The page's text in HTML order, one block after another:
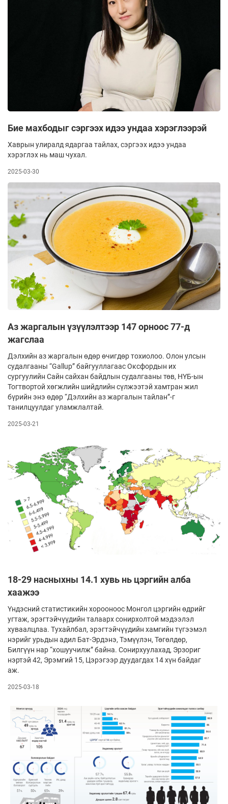
Бие махбодыг сэргээх идээ ундаа хэрэглээрэй
Хаврын улиралд ядаргаа тайлах, сэргээх идээ ундаа
хэрэглэх нь маш чухал.
2025-03-30
Аз жаргалын үзүүлэлтээр 147 орноос 77-д
жагслаа
Дэлхийн аз жаргалын өдөр өчигдөр тохиолоо. Олон улсын
судалгааны “Gallup” байгууллагаас Окс­­фор­­­­дын их
сургуулийн Сайн сайхан байдлын судалгааны төв, НҮБ-ын
Тогтвортой хөгжлийн шийдлийн сүл­жээ­­­тэй хамтран жил
бүрийн энэ өдөр “Дэлхийн аз жар­галын тайлан”-г
танилцуулдаг уламжлалтай.
2025-03-21
18-29 насныхны 14.1 хувь нь цэргийн алба
хаажээ
Үндэсний статистикийн хорооноос Монгол цэргийн өдрийг
угтаж, эрэгтэйчүүдийн талаарх сонирхолтой мэ­­дээ­­­­лэл
хуваалцлаа. Тухайлбал, эрэгтэйчүүдийн хам­­гийн түгээмэл
нэрийг урьдын адил Бат-Эрдэнэ, Тэмүү­­­­лэн, Төгөл­­дөр,
Билгүүн нар “хошуучилж” байна. Сонирхуулахад, Эрзориг
нэртэй 42, Эрэмгий 15, Цэрэгээр дуудагдах 14 хүн байдаг
аж.
2025-03-18